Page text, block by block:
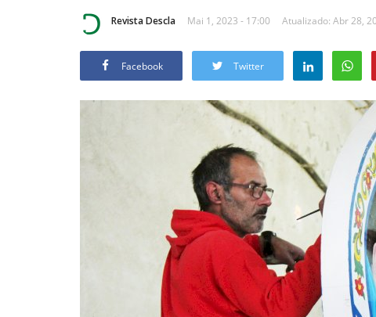
Revista Descla Mai 1, 2023 - 17:00 Atualizado: Abr 28,
Facebook Twitter